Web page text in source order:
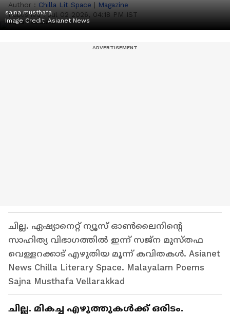
Author : Chilla Lit Space | Magazine
Published :Jul 02 2026, 04:18 PM IST
sajna musthafa
Image Credit:Asianet News
ചില്ല. ഏഷ്യാനെറ്റ് ന്യൂസ് ഓണ്‍ലൈനിന്റെ
സാഹിത്യ വിഭാഗത്തില്‍ ഇന്ന് സജ്ന മുസ്തഫ
വെള്ളറക്കാട് എഴുതിയ മൂന്ന് കവിതകള്‍. Asianet
News Chilla Literary Space. Malayalam Poems
Sajna Musthafa Vellarakkad
ചില്ല. മികച്ച എഴുത്തുകള്‍ക്ക് ഒരിടം.